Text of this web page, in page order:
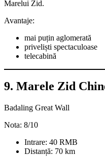
Marelui Zid.
Avantaje:
mai puțin aglomerată
priveliști spectaculoase
telecabină
9. Marele Zid
Badaling Great Wall
Nota: 8/10
Intrare: 40 RMB
Distanță: 70 km